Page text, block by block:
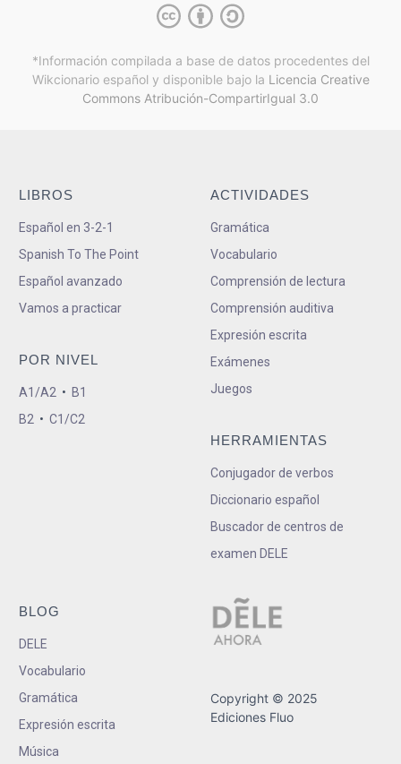
*Información compilada a base de datos procedentes del
Wikcionario español y disponible bajo la Licencia Creative
Commons Atribución-CompartirIgual 3.0
LIBROS
Español en 3-2-1
Spanish To The Point
Español avanzado
Vamos a practicar
POR NIVEL
A1/A2 • B1
B2 • C1/C2
ACTIVIDADES
Gramática
Vocabulario
Comprensión de lectura
Comprensión auditiva
Expresión escrita
Exámenes
Juegos
HERRAMIENTAS
Conjugador de verbos
Diccionario español
Buscador de centros de
examen DELE
BLOG
DELE
Vocabulario
Gramática
Expresión escrita
Música
Copyright © 2025
Ediciones Fluo